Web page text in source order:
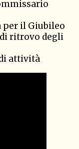
per il Giubileo
di ritrovo degli
attività